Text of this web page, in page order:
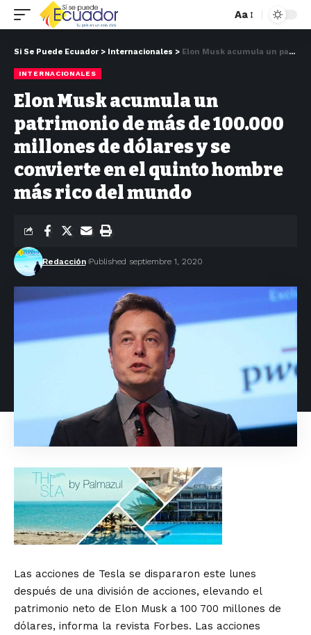
Aa
Si Se Puede Ecuador > Internacionales > Elon Musk acumula un patrimonio de más de 100.000 millones de dólares y se convierte en el quinto hombre más rico del mundo
INTERNACIONALES
Elon Musk acumula un
patrimonio de más de 100.000
millones de dólares y se
convierte en el quinto hombre
más rico del mundo
Redacción Published septiembre 1, 2020
Las acciones de Tesla se dispararon este lunes
después de una división de acciones, elevando el
patrimonio neto de Elon Musk a 100 700 millones de
dólares, informa la revista Forbes. Las acciones